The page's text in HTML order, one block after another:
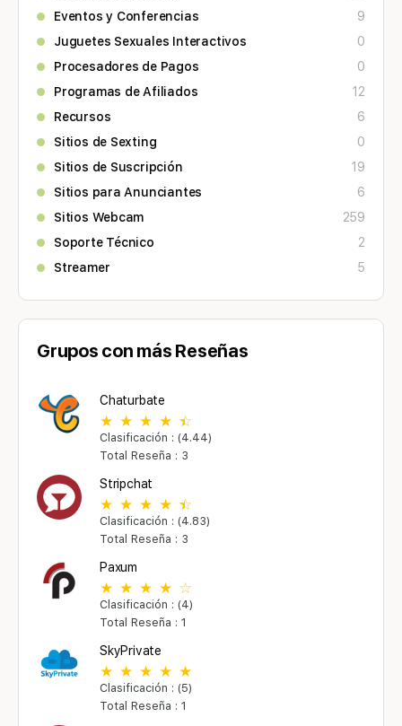
Eventos y Conferencias
9
Juguetes Sexuales Interactivos
0
Procesadores de Pagos
0
Programas de Afiliados
12
Recursos
6
Sitios de Sexting
0
Sitios de Suscripción
19
Sitios para Anunciantes
6
Sitios Webcam
259
Soporte Técnico
2
Streamer
5
Grupos con más Reseñas
Chaturbate
Clasificación : (4.44)
Total Reseña : 3
Stripchat
Clasificación : (4.83)
Total Reseña : 3
Paxum
Clasificación : (4)
Total Reseña : 1
SkyPrivate
Clasificación : (5)
Total Reseña : 1